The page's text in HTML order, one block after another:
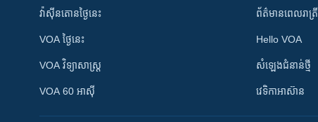
វ៉ាស៊ីនតោន​ថ្ងៃ​នេះ
VOA ថ្ងៃនេះ
VOA ​វិទ្យាសាស្ត្រ
VOA 60 អាស៊ី
ព័ត៌មាន​​ពេល​រាត្រី
Hello VOA
សំឡេង​ជំនាន់​ថ្មី
វេទិកា​អាស៊ាន